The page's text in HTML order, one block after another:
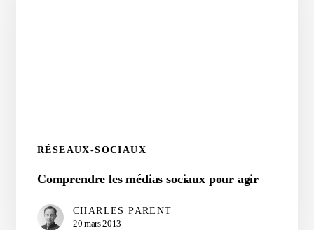
RÉSEAUX-SOCIAUX
Comprendre
médias
Comprendre les médias sociaux pour agir
CHARLES PARENT
20 mars 2013